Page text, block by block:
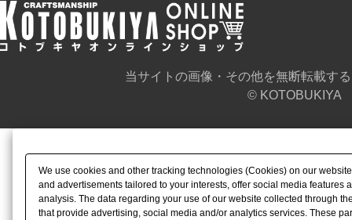
当サイトの画像・その他を無断転載す
© KOTOBUKIYA
We use cookies and other tracking technologies (Cookies) on our
and advertisements tailored to your interests, offer social media features
analysis. The data regarding your use of our website collected through
that provide advertising, social media and/or analytics services. These